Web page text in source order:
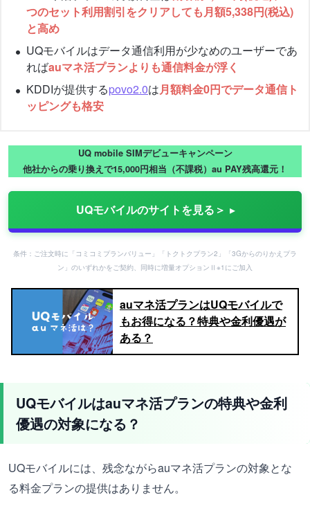
つのセット利用割引をクリアしても月額5,338円(税込)
と高め
UQモバイルはデータ通信利用が少なめのユーザーであ
ればauマネ活プランよりも通信料金が浮く
KDDIが提供するpovo2.0は月額料金0円でデータ通信ト
ッピングも格安
UQ mobile SIMデビューキャンペーン
他社からの乗り換えで15,000円相当（不課税）au PAY残高還元！
UQモバイルのサイトを見る＞
条件：ご注文時に「コミコミプランバリュー」「トクトクプラン2」「3Gからのりかえプラ
ン」のいずれかをご契約、同時に増量オプションⅡ※1にご加入
auマネ活プランはUQモバイルで
もお得になる？特典や金利優遇が
ある？
UQモバイルはauマネ活プランの特典や金利
優遇の対象になる？
UQモバイルには、残念ながらauマネ活プランの対象とな
る料金プランの提供はありません。